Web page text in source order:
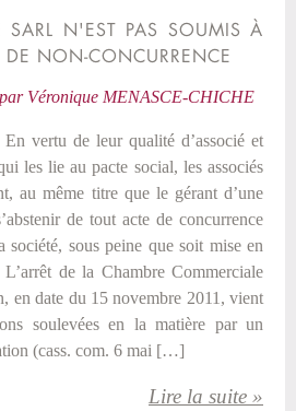
SARL N'EST PAS SOUMIS À
NON-CONCURRENCE
par Véronique MENASCE-CHICHE
vertu de leur qualité d’associé et
les lie au pacte social, les associés
au même titre que le gérant d’une
de tout acte de concurrence
société, sous peine que soit mise en
de la Chambre Commerciale
en date du 15 novembre 2011, vient
soulevées en la matière par un
(cass. com. 6 mai […]
Lire la suite »